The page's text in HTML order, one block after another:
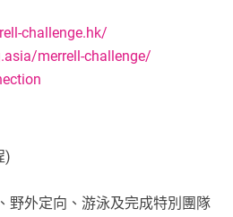
challenge.hk/
merrell-challenge/
)
野外定向、游泳及完成特別團隊